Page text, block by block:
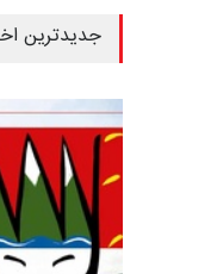
جدیدترین